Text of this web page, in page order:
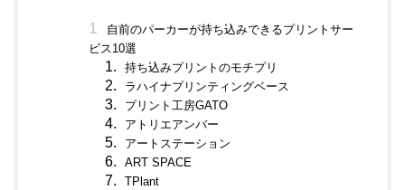
自前のパーカーが持ち込みできるプリントサー
ビス10選
持ち込みプリントのモチプリ
ラハイナプリンティングベース
プリント工房GATO
アトリエアンバー
アートステーション
ART SPACE
TPlant